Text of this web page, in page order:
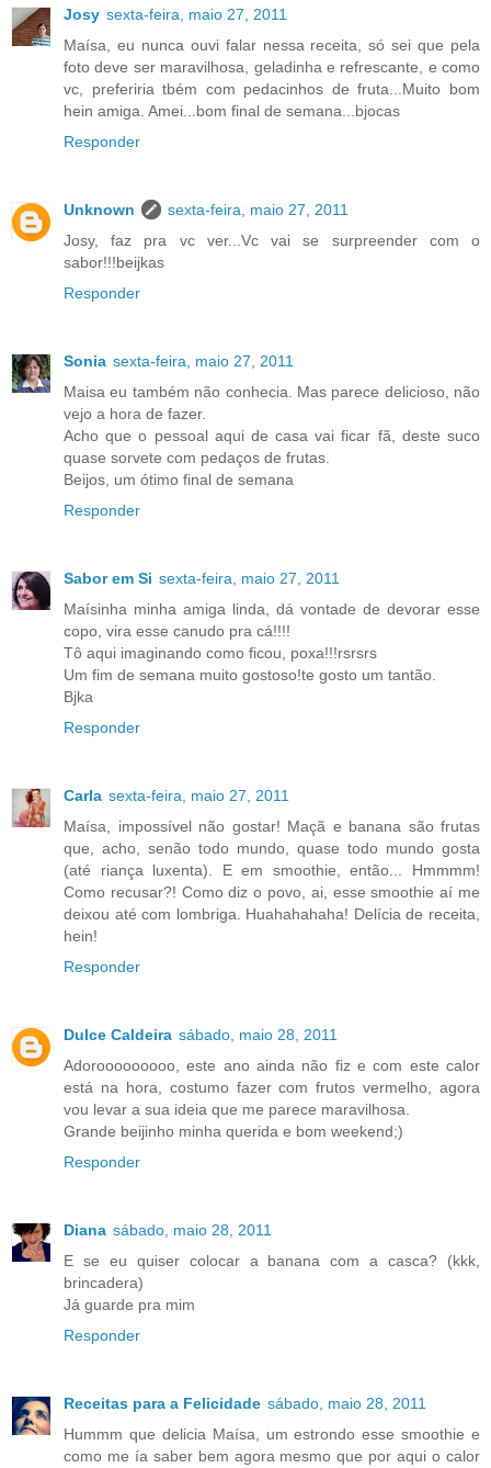
Josy sexta-feira, maio 27, 2011
Maísa, eu nunca ouvi falar nessa receita, só sei que pela
foto deve ser maravilhosa, geladinha e refrescante, e como
vc, preferiria tbém com pedacinhos de fruta...Muito bom
hein amiga. Amei...bom final de semana...bjocas
Responder
Unknown
sexta-feira, maio 27, 2011
Josy, faz pra vc ver...Vc vai se surpreender com o
sabor!!!beijkas
Responder
Sonia sexta-feira, maio 27, 2011
Maisa eu também não conhecia. Mas parece delicioso, não
vejo a hora de fazer.
Acho que o pessoal aqui de casa vai ficar fã, deste suco
quase sorvete com pedaços de frutas.
Beijos, um ótimo final de semana
Responder
Sabor em Si sexta-feira, maio 27, 2011
Maísinha minha amiga linda, dá vontade de devorar esse
copo, vira esse canudo pra cá!!!!
Tô aqui imaginando como ficou, poxa!!!rsrsrs
Um fim de semana muito gostoso!te gosto um tantão.
Bjka
Responder
Carla sexta-feira, maio 27, 2011
Maísa, impossível não gostar! Maçã e banana são frutas
que, acho, senão todo mundo, quase todo mundo gosta
(até riança luxenta). E em smoothie, então... Hmmmm!
Como recusar?! Como diz o povo, ai, esse smoothie aí me
deixou até com lombriga. Huahahahaha! Delícia de receita,
hein!
Responder
Dulce Caldeira sábado, maio 28, 2011
Adorooooooooo, este ano ainda não fiz e com este calor
está na hora, costumo fazer com frutos vermelho, agora
vou levar a sua ideia que me parece maravilhosa.
Grande beijinho minha querida e bom weekend;)
Responder
Diana sábado, maio 28, 2011
E se eu quiser colocar a banana com a casca? (kkk,
brincadera)
Já guarde pra mim
Responder
Receitas para a Felicidade sábado, maio 28, 2011
Hummm que delicia Maísa, um estrondo esse smoothie e
como me ía saber bem agora mesmo que por aqui o calor